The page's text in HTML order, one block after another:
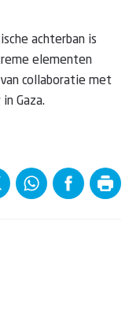
achterban is
elementen
collaboratie met
Gaza.